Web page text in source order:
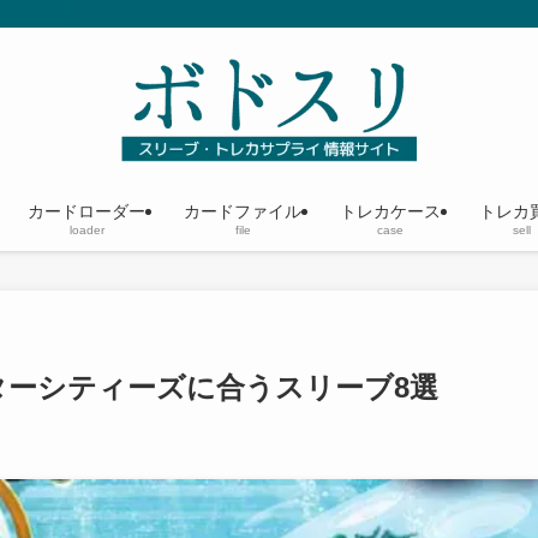
カードローダー
loader
カードファイル
file
トレカケース
case
トレカ
sell
シティーズに合うスリーブ8選